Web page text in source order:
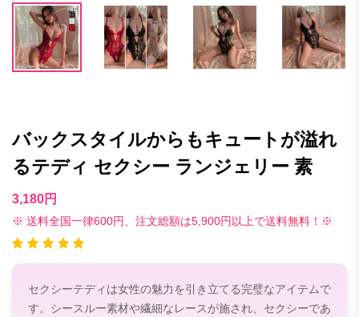
バックスタイルからもキュートが溢れ
るテディ セクシー ランジェリー 素
3,180円
※ 送料全国一律600円、注文総額は5,900円以上で送料無料！※
セクシーテディは女性の魅力を引き立てる完璧なアイテムで
す。シースルー素材や繊細なレースが施され、セクシーであ